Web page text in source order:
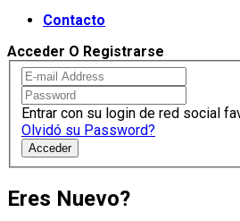
Contacto
Acceder O Registrarse
Entrar con su login de red social
Olvidó su Password?
Acceder
Eres Nuevo?